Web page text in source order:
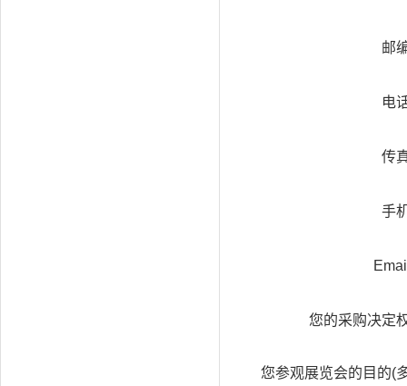
邮
电
传
手
您的采购决定
您参观展览会的目的(